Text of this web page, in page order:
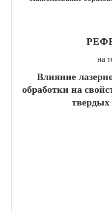
на
Влияние
обработки на
твердых